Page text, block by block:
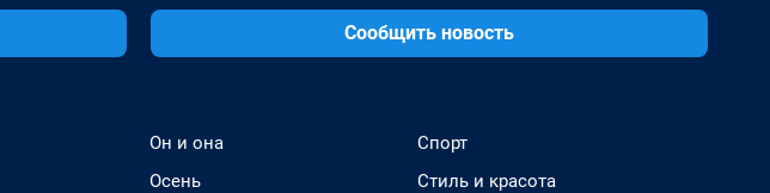
Сообщить новость
Он и она
Осень
Спорт
Стиль и красота